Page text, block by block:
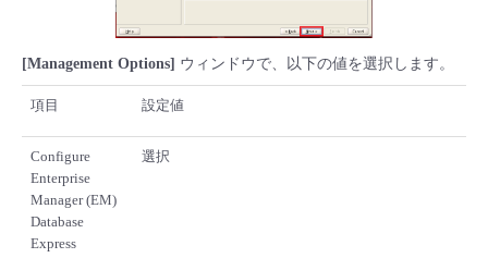
[Management Options] ウィンドウで、以下の値を選択します。
項目 設定値
Configure
Enterprise
Manager (EM)
Database
Express
選択